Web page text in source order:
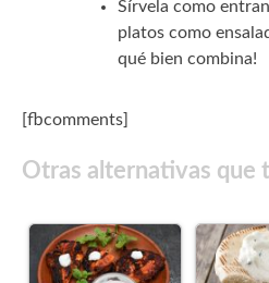
Sírvela como
platos como
qué bien combina!
[fbcomments]
Otras alternativas que